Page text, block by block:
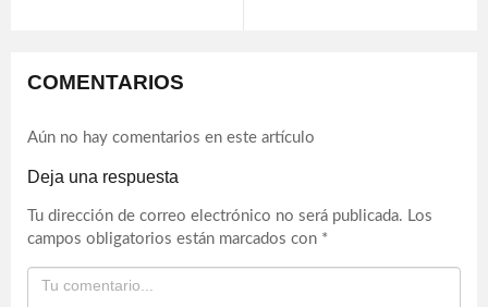
COMENTARIOS
Aún no hay comentarios en este artículo
Deja una respuesta
Tu dirección de correo electrónico no será publicada. Los
campos obligatorios están marcados con *